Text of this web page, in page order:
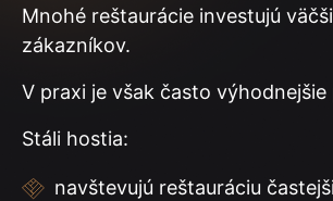
Mnohé reštaurácie investujú
zákazníkov.
V praxi je však často
Stáli hostia:
navštevujú reštauráciu